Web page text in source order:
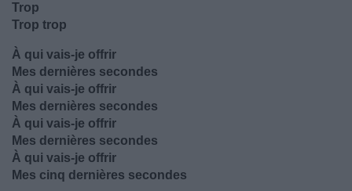
Trop
Trop trop
À qui vais-je offrir
Mes dernières secondes
À qui vais-je offrir
Mes dernières secondes
À qui vais-je offrir
Mes dernières secondes
À qui vais-je offrir
Mes cinq dernières secondes